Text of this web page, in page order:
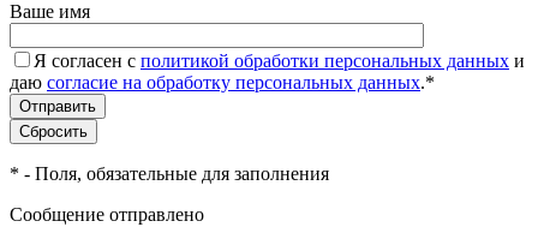
Ваше имя
Я согласен с политикой обработки персональных данных и
даю согласие на обработку персональных данных.*
* - Поля, обязательные для заполнения
Сообщение отправлено